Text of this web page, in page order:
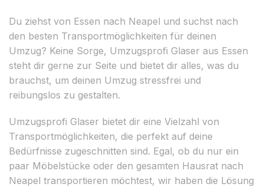
Du ziehst von Essen nach Neapel und suchst nach
den besten Transportmöglichkeiten für deinen
Umzug? Keine Sorge, Umzugsprofi Glaser aus Essen
steht dir gerne zur Seite und bietet dir alles, was du
brauchst, um deinen Umzug stressfrei und
reibungslos zu gestalten.
Umzugsprofi Glaser bietet dir eine Vielzahl von
Transportmöglichkeiten, die perfekt auf deine
Bedürfnisse zugeschnitten sind. Egal, ob du nur ein
paar Möbelstücke oder den gesamten Hausrat nach
Neapel transportieren möchtest, wir haben die Lösung